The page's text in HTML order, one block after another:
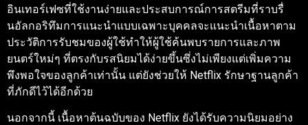
อินเทอร์เฟซที่ใช้งานง่ายและประสบการณ์การสตรีมที่ราบรื่
นอัลกอริทึมการแนะนำแบบเฉพาะบุคคลจะแนะนำเนื้อหาตาม
ประวัติการรับชมของผู้ใช้ทำให้ผู้ใช้ค้นพบรายการและภาพ
ยนตร์ใหม่ๆ ที่ตรงกับรสนิยมได้ง่ายขึ้นซึ่งไม่เพียงแต่เพิ่มความ
พึงพอใจของลูกค้าเท่านั้น แต่ยังช่วยให้ Netflix รักษาฐานลูกค้า
ที่ภักดีไว้ได้อีกด้วย
นอกจากนี้ เนื้อหาต้นฉบับของ Netflix ยังได้รับความนิยมอย่าง